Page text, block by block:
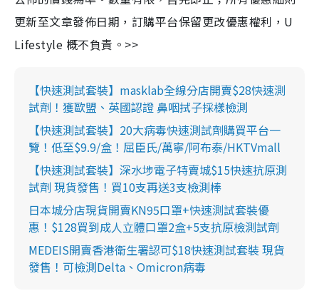
更新至文章發佈日期，訂購平台保留更改優惠權利，U
Lifestyle 概不負責。>>
【快速測試套裝】masklab全線分店開賣$28快速測
試劑！獲歐盟、英國認證 鼻咽拭子採樣檢測
【快速測試套裝】20大病毒快速測試劑購買平台一
覽！低至$9.9/盒！屈臣氏/萬寧/阿布泰/HKTVmall
【快速測試套裝】深水埗電子特賣城$15快速抗原測
試劑 現貨發售！買10支再送3支檢測棒
日本城分店現貨開賣KN95口罩+快速測試套裝優
惠！$128買到成人立體口罩2盒+5支抗原檢測試劑
MEDEIS開賣香港衛生署認可$18快速測試套裝 現貨
發售！可檢測Delta、Omicron病毒